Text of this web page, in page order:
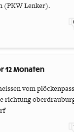
(PKW Lenker).
12 Monaten
vom
richtung